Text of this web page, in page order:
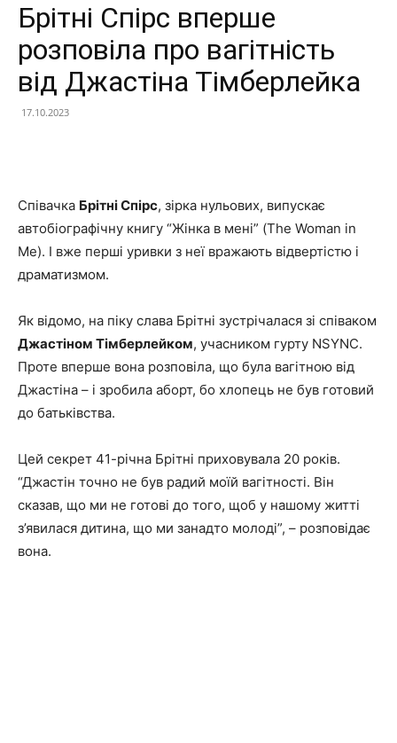
Брітні Спірс вперше
розповіла про вагітність
від Джастіна Тімберлейка
17.10.2023
Співачка Брітні Спірс, зірка нульових, випускає
автобіографічну книгу “Жінка в мені” (The Woman in
Me). І вже перші уривки з неї вражають відвертістю і
драматизмом.
Як відомо, на піку слава Брітні зустрічалася зі співаком
Джастіном Тімберлейком, учасником гурту NSYNC.
Проте вперше вона розповіла, що була вагітною від
Джастіна – і зробила аборт, бо хлопець не був готовий
до батьківства.
Цей секрет 41-річна Брітні приховувала 20 років.
“Джастін точно не був радий моїй вагітності. Він
сказав, що ми не готові до того, щоб у нашому житті
з’явилася дитина, що ми занадто молоді”, – розповідає
вона.